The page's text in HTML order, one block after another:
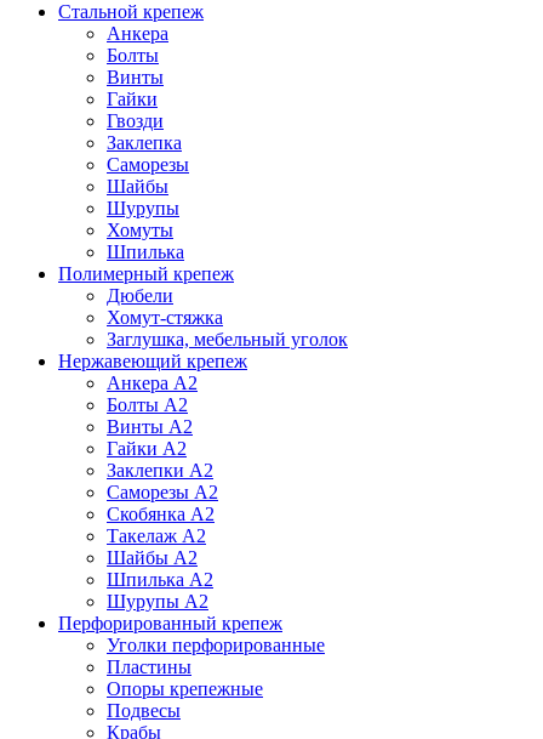
Стальной крепеж
Анкера
Болты
Винты
Гайки
Гвозди
Заклепка
Саморезы
Шайбы
Шурупы
Хомуты
Шпилька
Полимерный крепеж
Дюбели
Хомут-стяжка
Заглушка, мебельный уголок
Нержавеющий крепеж
Анкера А2
Болты А2
Винты А2
Гайки А2
Заклепки А2
Саморезы А2
Скобянка А2
Такелаж А2
Шайбы А2
Шпилька А2
Шурупы А2
Перфорированный крепеж
Уголки перфорированные
Пластины
Опоры крепежные
Подвесы
Крабы